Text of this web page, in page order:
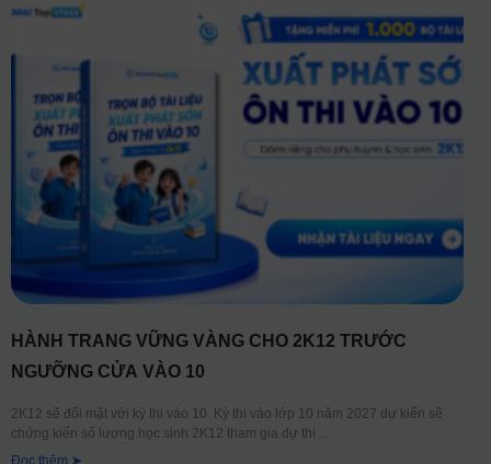
HÀNH TRANG VỮNG VÀNG CHO 2K12 TRƯỚC
NGƯỠNG CỬA VÀO 10
2K12 sẽ đối mặt với kỳ thi vào 10 Kỳ thi vào lớp 10 năm 2027 dự kiến sẽ
chứng kiến số lượng học sinh 2K12 tham gia dự thi
Đọc thêm ➤